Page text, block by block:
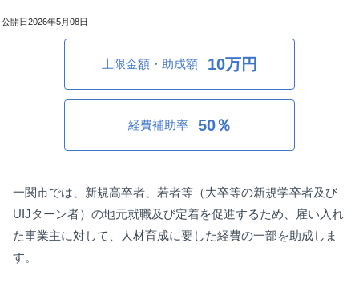
2026年5月08日
上限金額・助成額 10万円
経費補助率 50％
一関市では、新規高卒者、若者等（大卒等の新規学卒者及び
UIJターン者）の地元就職及び定着を促進するため、雇い入れ
た事業主に対して、人材育成に要した経費の一部を助成しま
す。